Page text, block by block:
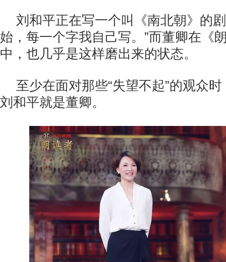
刘和平正在写一个叫《南北朝》的
始，每一个字我自己写。”而董卿在《
中，也几乎是这样磨出来的状态。
至少在面对那些“失望不起”的观众
刘和平就是董卿。